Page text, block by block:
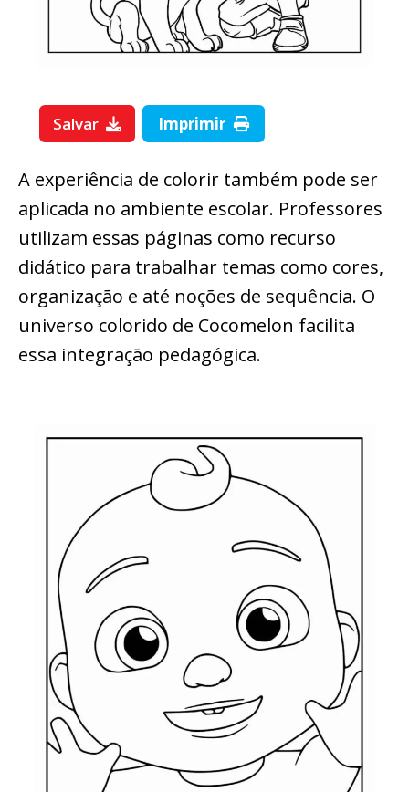
Salvar Imprimir
A experiência de colorir também pode ser
aplicada no ambiente escolar. Professores
utilizam essas páginas como recurso
didático para trabalhar temas como cores,
organização e até noções de sequência. O
universo colorido de Cocomelon facilita
essa integração pedagógica.